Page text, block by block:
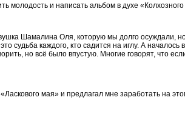
и написать альбом в духе
Шамалина Оля, которую мы долго осуждали,
каждого, кто садится на иглу. А началось
но всё было впустую. Многие говорят,
мая» и предлагал мне заработать на